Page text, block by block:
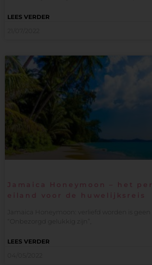
LEES VERDER
Jamaica Honeymoon – het
eiland voor de huwelijksreis
Jamaica Honeymoon: verliefd worden is geen
“Onbezorgd gelukkig zijn”,
LEES VERDER